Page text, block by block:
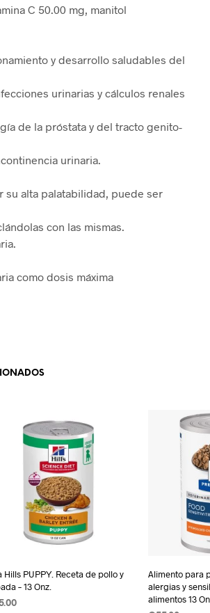
C 50.00 mg, manitol
y desarrollo saludables del
urinarias y cálculos renales
de la próstata y del tracto genito-
urinaria.
su alta palatabilidad, puede ser
con las mismas.
como dosis máxima
Hills PUPPY. Receta de pollo y
– 13 Onz.
Alimento para
alergias y
alimentos 13